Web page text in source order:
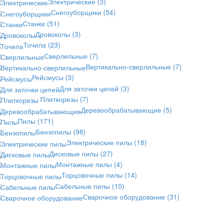
Снегоуборщики (54)
Станки (51)
Дровоколы (3)
Точила (23)
Сверлильные (7)
Вертикально-сверлильные (7)
Рейсмусы (3)
Для заточки цепей (3)
Плиткорезы (7)
Деревообрабатывающие (5)
Пилы (171)
Бензопилы (98)
Электрические пилы (18)
Дисковые пилы (27)
Монтажные пилы (4)
Торцовочные пилы (14)
Сабельные пилы (10)
Сварочное оборудование (31)